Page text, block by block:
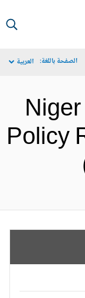
الصفحة باللغة: العربية